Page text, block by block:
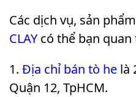
Các dịch vụ, sản
CLAY có thể bạn quan
Địa chỉ bán tò he là
Quận 12, TpHCM.